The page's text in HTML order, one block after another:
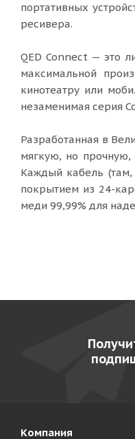
портативных
ресивера.
QED Connect — это
максимальной
кинотеатру или
незаменимая серия
Разработанная в
мягкую, но прочную,
Каждый кабель
покрытием из 24-
меди 99,99% для
Компания